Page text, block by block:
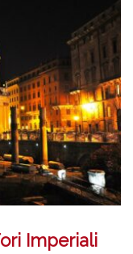
Imperiali